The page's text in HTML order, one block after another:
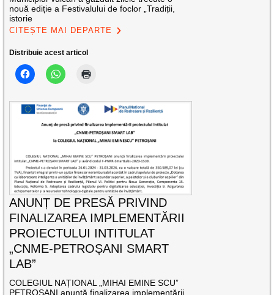
nouă ediție a Festivalului de foclor „Tradiții,
istorie
CITEȘTE MAI DEPARTE
Distribuie acest articol
ANUNȚ DE PRESĂ PRIVIND
FINALIZAREA IMPLEMENTĂRII
PROIECTULUI INTITULAT
„CNME-PETROȘANI SMART
LAB”
COLEGIUL NAȚIONAL „MIHAI EMINE SCU”
PETROȘANI anunță finalizarea implementării